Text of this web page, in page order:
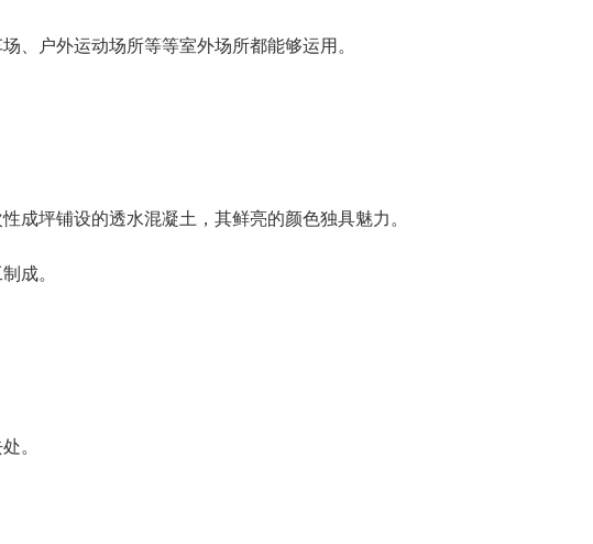
、户外运动场所等等室外场所都能够运用。
成坪铺设的透水混凝土，其鲜亮的颜色独具魅力。
成。
。